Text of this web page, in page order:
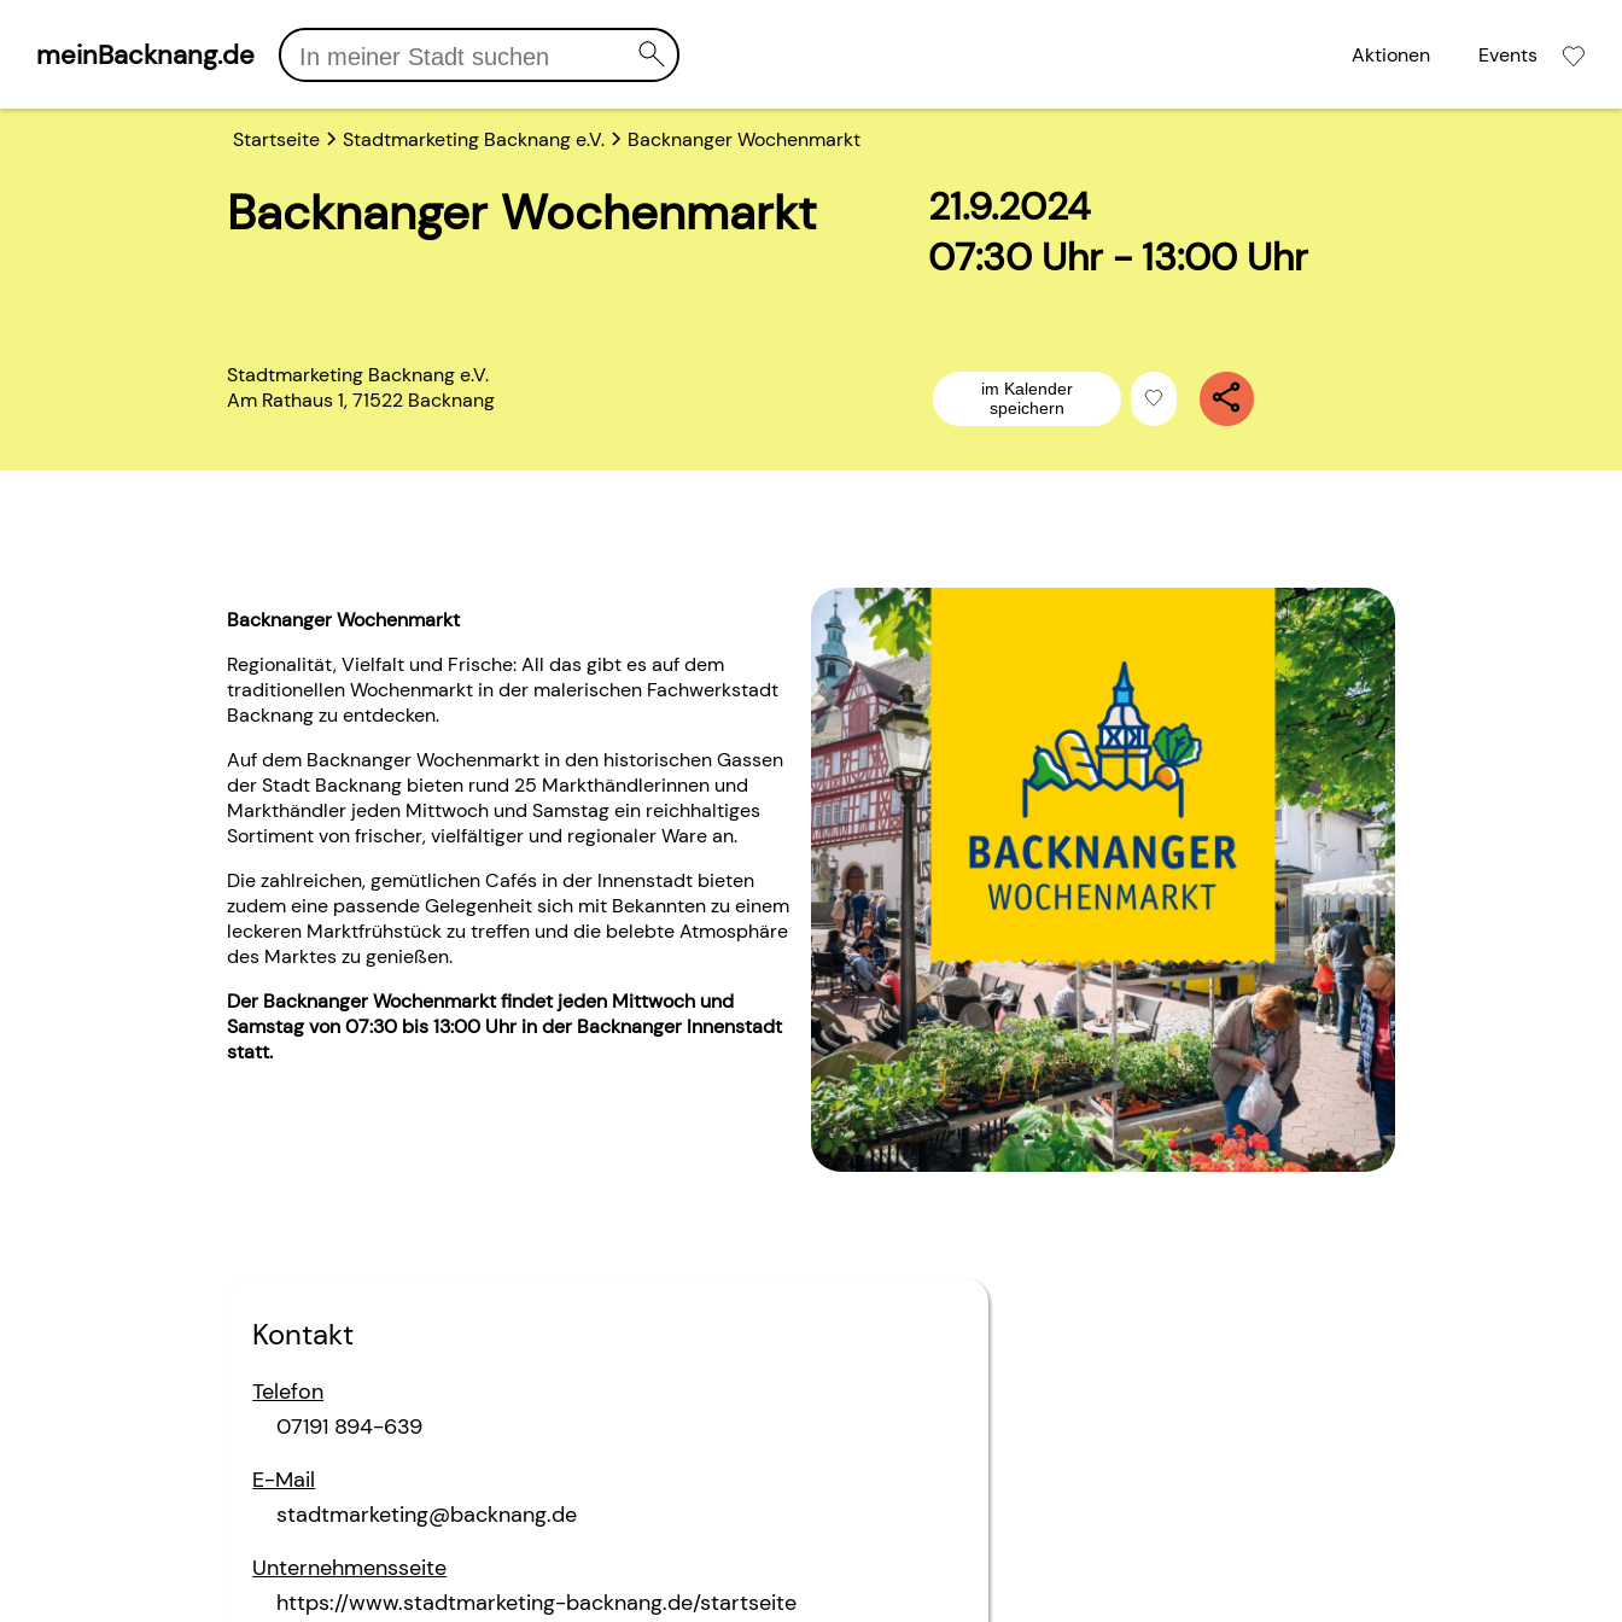
meinBacknang.de Aktionen Events
Startseite Stadtmarketing Backnang e.V. Backnanger Wochenmarkt
Backnanger Wochenmarkt
21.9.2024
07:30 Uhr - 13:00 Uhr
Stadtmarketing Backnang e.V.
Am Rathaus 1, 71522 Backnang
im Kalender
speichern
Backnanger Wochenmarkt
Regionalität, Vielfalt und Frische: All das gibt es auf dem
traditionellen Wochenmarkt in der malerischen Fachwerkstadt
Backnang zu entdecken.
Auf dem Backnanger Wochenmarkt in den historischen Gassen
der Stadt Backnang bieten rund 25 Markthändlerinnen und
Markthändler jeden Mittwoch und Samstag ein reichhaltiges
Sortiment von frischer, vielfältiger und regionaler Ware an.
Die zahlreichen, gemütlichen Cafés in der Innenstadt bieten
zudem eine passende Gelegenheit sich mit Bekannten zu einem
leckeren Marktfrühstück zu treffen und die belebte Atmosphäre
des Marktes zu genießen.
Der Backnanger Wochenmarkt findet jeden Mittwoch und
Samstag von 07:30 bis 13:00 Uhr in der Backnanger Innenstadt
statt.
Kontakt
Telefon
07191 894-639
E-Mail
stadtmarketing@backnang.de
Unternehmensseite
https://www.stadtmarketing-backnang.de/startseite